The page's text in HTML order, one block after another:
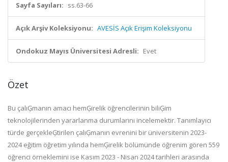
Sayfa Sayıları: ss.63-66
Açık Arşiv Koleksiyonu: AVESİS Açık Erişim Koleksiyonu
Ondokuz Mayıs Üniversitesi Adresli: Evet
Özet
Bu çalıĢmanın amacı hemĢirelik öğrencilerinin biliĢim
teknolojilerinden yararlanma durumlarını incelemektir. Tanımlayıcı
türde gerçekleĢtirilen çalıĢmanın evrenini bir üniversitenin 2023-
2024 eğitim öğretim yılında hemĢirelik bölümünde öğrenim gören 559
öğrenci örneklemini ise Kasım 2023 - Nisan 2024 tarihleri arasında